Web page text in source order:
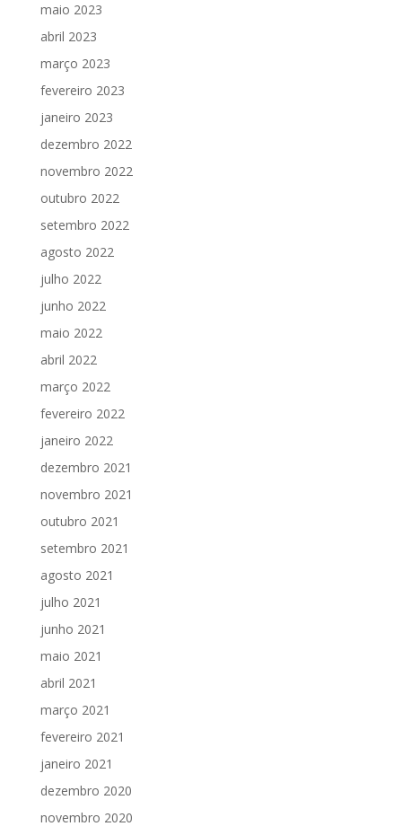
maio 2023
abril 2023
março 2023
fevereiro 2023
janeiro 2023
dezembro 2022
novembro 2022
outubro 2022
setembro 2022
agosto 2022
julho 2022
junho 2022
maio 2022
abril 2022
março 2022
fevereiro 2022
janeiro 2022
dezembro 2021
novembro 2021
outubro 2021
setembro 2021
agosto 2021
julho 2021
junho 2021
maio 2021
abril 2021
março 2021
fevereiro 2021
janeiro 2021
dezembro 2020
novembro 2020